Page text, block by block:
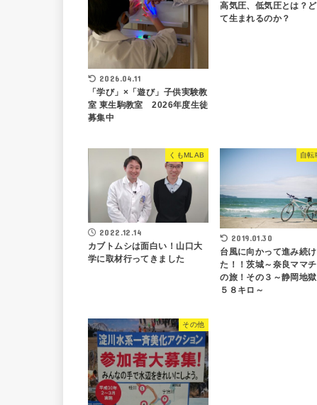
2026.04.11
「学び」×「遊び」子供実験教
室 東生駒教室 2026年度生徒
募集中
高気圧、低気圧とは？
て生まれるのか？
くもMLAB
2022.12.14
カブトムシは面白い！山口大
学に取材行ってきました
自転
2019.01.30
台風に向かって進み続け
た！！茨城～奈良ママチ
の旅！その３～静岡地獄
５８キロ～
その他